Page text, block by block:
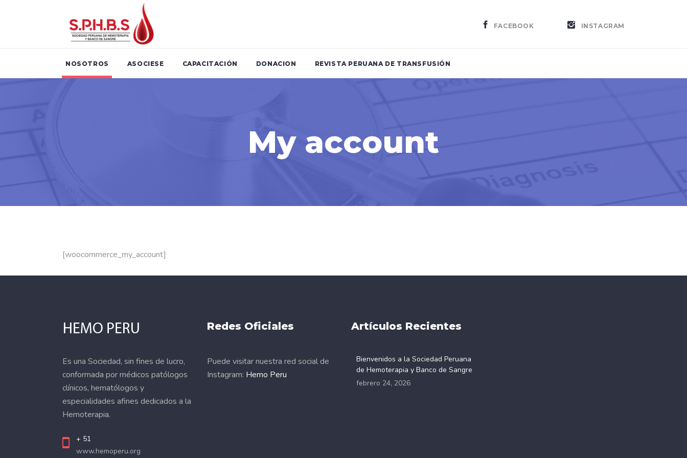
FACEBOOK INSTAGRAM
NOSOTROS ASOCIESE CAPACITACIÓN DONACION REVISTA PERUANA DE TRANSFUSIÓN
My account
[woocommerce_my_account]
Es una Sociedad, sin fines de lucro,
conformada por médicos patólogos
clínicos, hematólogos y
especialidades afines dedicados a la
Hemoterapia.
+ 51
www.hemoperu.org
Redes Oficiales
Puede visitar nuestra red social de
Instagram: Hemo Peru
Artículos Recientes
Bienvenidos a la Sociedad Peruana
de Hemoterapia y Banco de Sangre
febrero 24, 2026